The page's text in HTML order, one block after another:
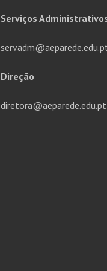
Serviços
Direção
diretora@aeparede.edu.pt